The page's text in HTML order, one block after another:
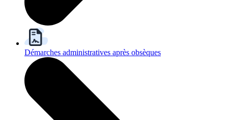
Démarches administratives après obsèques